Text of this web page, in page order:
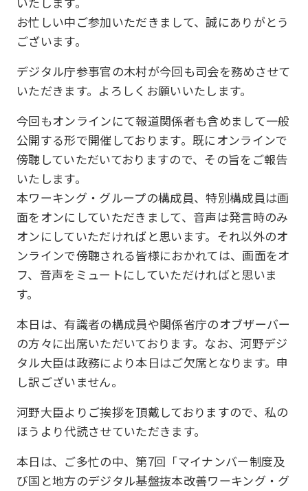
お忙しい中ご参加いただきまして、誠にありがとう
ございます。
デジタル庁参事官の木村が今回も司会を務めさせて
いただきます。よろしくお願いいたします。
今回もオンラインにて報道関係者も含めまして一般
公開する形で開催しております。既にオンラインで
傍聴していただいておりますので、その旨をご報告
いたします。
本ワーキング・グループの構成員、特別構成員は画
面をオンにしていただきまして、音声は発言時のみ
オンにしていただければと思います。それ以外のオ
ンラインで傍聴される皆様におかれては、画面をオ
フ、音声をミュートにしていただければと思いま
す。
本日は、有識者の構成員や関係省庁のオブザーバー
の方々に出席いただいております。なお、河野デジ
タル大臣は政務により本日はご欠席となります。申
し訳ございません。
河野大臣よりご挨拶を頂戴しておりますので、私の
ほうより代読させていただきます。
本日は、ご多忙の中、第7回「マイナンバー制度及
び国と地方のデジタル基盤抜本改善ワーキング・グ